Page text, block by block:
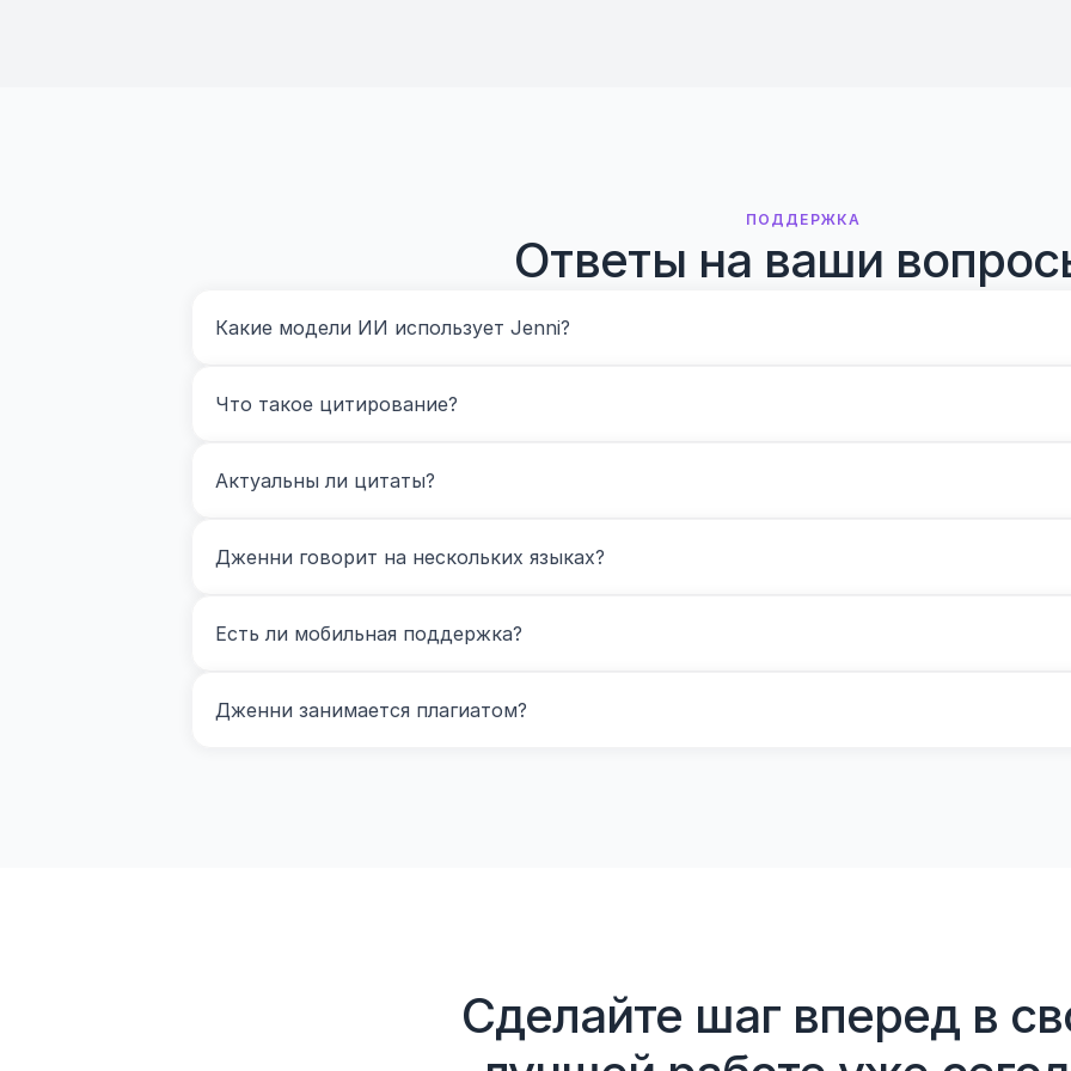
ПОДДЕРЖКА
Ответы на ваши
Какие модели ИИ использует Jenni?
Что такое цитирование?
Актуальны ли цитаты?
Дженни говорит на нескольких языках?
Есть ли мобильная поддержка?
Дженни занимается плагиатом?
Сделайте шаг вперед в